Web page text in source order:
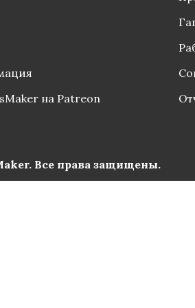
на Patreon
Все права защищены.